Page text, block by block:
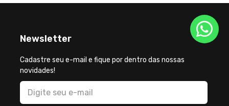
Newsletter
Cadastre seu e-mail e fique por dentro das nossas
novidades!